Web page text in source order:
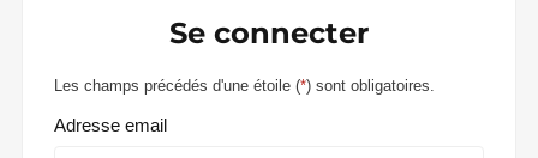
Se connecter
Les champs précédés d'une étoile (*) sont obligatoires.
Adresse email